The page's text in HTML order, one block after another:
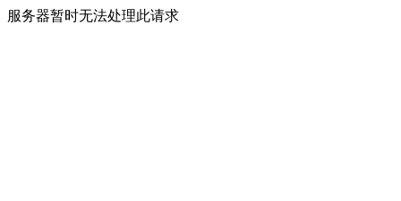
服务器暂时无法处理此请求